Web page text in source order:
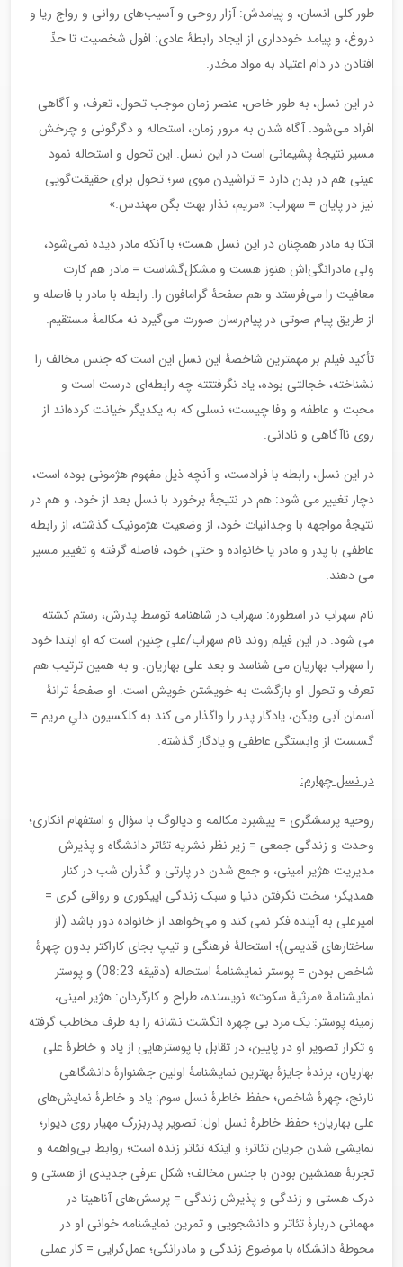
طور کلی انسان، و پیامدش: آزار روحی و آسیب‌های روانی و رواج ریا و
دروغ، و پیامد خودداری از ایجاد رابطۀ عادی: افول شخصیت تا حدِّ
افتادن در دام اعتیاد به مواد مخدر.
در این نسل، به طور خاص، عنصر زمان موجب تحول، تعرف، و آگاهی
افراد می‌شود. آگاه شدن به مرور زمان، استحاله و دگرگونی و چرخش
مسیر نتیجۀ پشیمانی است در این نسل. این تحول و استحاله نمود
عینی هم در بدن دارد = تراشیدن موی سر؛ تحول برای حقیقت‌گویی
نیز در پایان = سهراب: «مریم، نذار بهت بگن مهندس.»
اتکا به مادر همچنان در این نسل هست؛ با آنکه مادر دیده نمی‌شود،
ولی مادرانگی‌اش هنوز هست و مشکل‌گشاست = مادر هم کارت
معافیت را می‌فرستد و هم صفحۀ گرامافون را. رابطه با مادر با فاصله و
از طریق پیام صوتی در پیام‌رسان صورت می‌گیرد نه مکالمۀ مستقیم.
تأکید فیلم بر مهمترین شاخصۀ این نسل این است که جنس مخالف را
نشناخته، خجالتی بوده، یاد نگرفتتته چه رابطه‌ای درست است و
محبت و عاطفه و وفا چیست؛ نسلی که به یکدیگر خیانت کرده‌اند از
روی ناآگاهی و نادانی.
در این نسل، رابطه با فرادست، و آنچه ذیل مفهوم هژمونی بوده است،
دچار تغییر می شود: هم در نتیجۀ برخورد با نسل بعد از خود، و هم در
نتیجۀ مواجهه با وجدانیات خود، از وضعیت هژمونیک گذشته، از رابطه
عاطفی با پدر و مادر یا خانواده و حتی خود، فاصله گرفته و تغییر مسیر
می دهند.
نام سهراب در اسطوره: سهراب در شاهنامه توسط پدرش، رستم کشته
می شود. در این فیلم روند نام سهراب/علی چنین است که او ابتدا خود
را سهراب بهاریان می شناسد و بعد علی بهاریان. و به همین ترتیب هم
تعرف و تحول او بازگشت به خویشتن خویش است. او صفحۀ ترانۀ
آسمان آبی ویگن، یادگار پدر را واگذار می کند به کلکسیون دلیِ مریم =
گسست از وابستگی عاطفی و یادگار گذشته.
در نسل چهارم:
روحیه پرسشگری = پیشبرد مکالمه و دیالوگ با سؤال و استفهام انکاری؛
وحدت و زندگی جمعی = زیر نظر نشریه تئاتر دانشگاه و پذیرش
مدیریت هژیر امینی، و جمع شدن در پارتی و گذران شب در کنار
همدیگر؛ سخت نگرفتن دنیا و سبک زندگی اپیکوری و رواقی گری =
امیرعلی به آینده فکر نمی کند و می‌خواهد از خانواده دور باشد (از
ساختارهای قدیمی)؛ استحالۀ فرهنگی و تیپ بجای کاراکتر بدون چهرۀ
شاخص بودن = پوستر نمایشنامۀ استحاله (دقیقه 08:23) و پوستر
نمایشنامۀ «مرثیۀ سکوت» نویسنده، طراح و کارگردان: هژیر امینی،
زمینه پوستر: یک مرد بی چهره انگشت نشانه را به طرف مخاطب گرفته
و تکرار تصویر او در پایین، در تقابل با پوسترهایی از یاد و خاطرۀ علی
بهاریان، برندۀ جایزۀ بهترین نمایشنامۀ اولین جشنوارۀ دانشگاهی
نارنج، چهرۀ شاخص؛ حفظ خاطرۀ نسل سوم: یاد و خاطرۀ نمایش‌های
علی بهاریان؛ حفظ خاطرۀ نسل اول: تصویر پدربزرگ مهیار روی دیوار؛
نمایشی شدن جریان تئاتر؛ و اینکه تئاتر زنده است؛ روابط بی‌واهمه و
تجربۀ همنشین بودن با جنس مخالف؛ شکل عرفی جدیدی از هستی و
درک هستی و زندگی و پذیرش زندگی = پرسش‌های آناهیتا در
مهمانی دربارۀ تئاتر و دانشجویی و تمرین نمایشنامه خوانی او در
محوطۀ دانشگاه با موضوع زندگی و مادرانگی؛ عمل‌گرایی = کار عملی